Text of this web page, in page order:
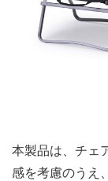
本製品は、チェ
感を考慮のうえ